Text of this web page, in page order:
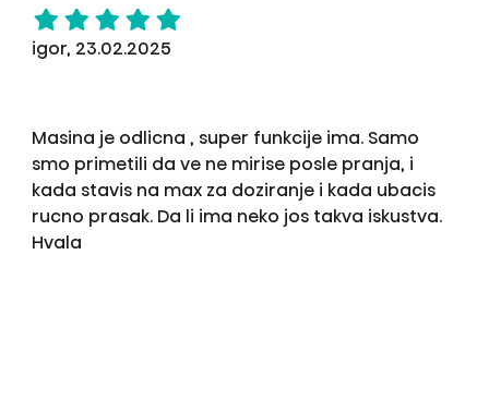
igor, 23.02.2025
Masina je odlicna , super funkcije ima. Samo
smo primetili da ve ne mirise posle pranja, i
kada stavis na max za doziranje i kada ubacis
rucno prasak. Da li ima neko jos takva iskustva.
Hvala